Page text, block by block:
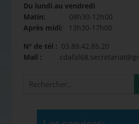
Du lundi au vendredi
Matin: 08h30-12h00
Après midi: 13h30-17h00
N° de tél : 03.89.42.85.20
Mail :